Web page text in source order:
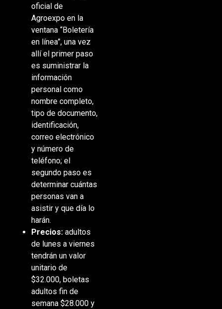
oficial de
Agroexpo en la
ventana “Boletería
en línea”, una vez
allí el primer paso
es suministrar la
información
personal como
nombre completo,
tipo de documento,
identificación,
correo electrónico
y número de
teléfono; el
segundo paso es
determinar cuántas
personas van a
asistir y que día lo
harán.
Precios:adultos
de lunes a viernes
tendrán un valor
unitario de
$32.000, boletas
adultos fin de
semana $28.000 y